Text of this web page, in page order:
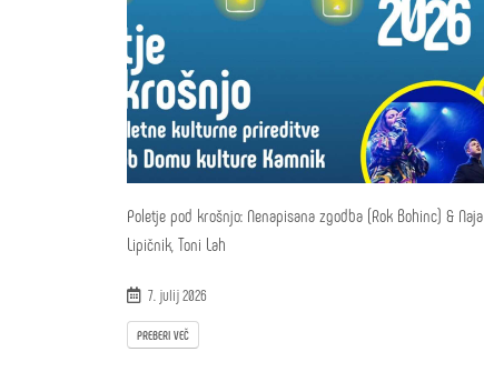
Poletje pod krošnjo: Nenapisana zgodba (Rok Bohinc) & Naja
Lipičnik, Toni Lah
7. julij 2026
PREBERI VEČ